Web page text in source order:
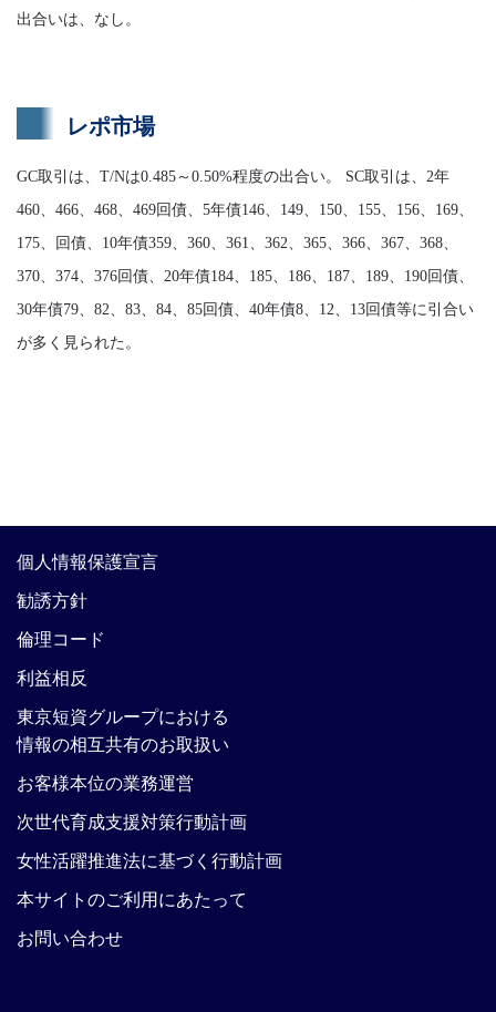
出合いは、なし。
レポ市場
GC取引は、T/Nは0.485～0.50%程度の出合い。 SC取引は、2年
460、466、468、469回債、5年債146、149、150、155、156、169、
175、回債、10年債359、360、361、362、365、366、367、368、
370、374、376回債、20年債184、185、186、187、189、190回債、
30年債79、82、83、84、85回債、40年債8、12、13回債等に引合い
が多く見られた。
個人情報保護宣言
勧誘方針
倫理コード
利益相反
東京短資グループにおける
情報の相互共有のお取扱い
お客様本位の業務運営
次世代育成支援対策行動計画
女性活躍推進法に基づく行動計画
本サイトのご利用にあたって
お問い合わせ